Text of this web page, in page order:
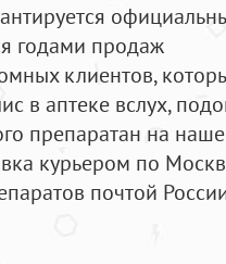
годами продаж
клиентов,
в аптеке вслух,
препаратан на
курьером по
почтой